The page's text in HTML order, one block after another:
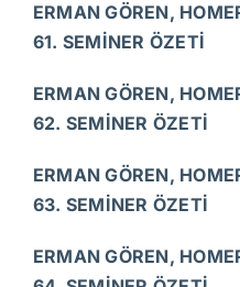
ERMAN GÖREN,
61. SEMİNER ÖZETİ
ERMAN GÖREN,
62. SEMİNER ÖZETİ
ERMAN GÖREN,
63. SEMİNER ÖZETİ
ERMAN GÖREN,